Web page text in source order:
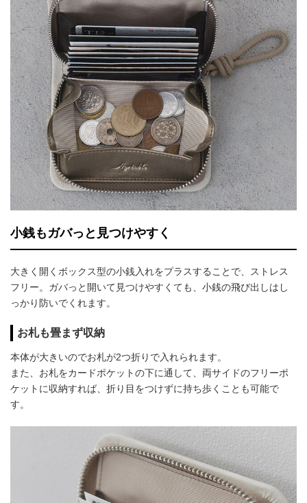
小銭もガバっと見つけやすく
大きく開くボックス型の小銭入れをプラスすることで、ストレス
フリー。ガバっと開いて見つけやすくても、小銭の飛び出しはし
っかり防いでくれます。
お札も畳まず収納
本体が大きいのでお札が2つ折りで入れられます。
また、お札をカードポケットの下に通して、両サイドのフリーポ
ケットに収納すれば、折り目をつけずに持ち歩くことも可能で
す。